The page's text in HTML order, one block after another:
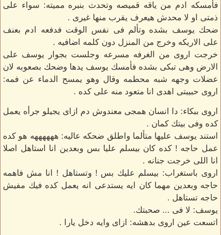
فأمسكه ادم من ياقه قميصه وتحدث بنبره مميته: سواء على
ذمتى او لا محدش هيعرف يقرب منها غيرى .
ضحك يوسف بشده وتألم فى نفس الوقت فدفعه ادم بعنف
على الاريكه وخرج من المنزل دون كلمه اضافيه .
خرجت اروى من الغرفه مسرعه وجلست بجوار يوسف على
الارض وهى تبكى بشده فأمسك يوسف يدها وضحك بصعوبه لان
عضلات وجهه شبه محطمه وقال وهو يمسح الدماء عن فمه:
اروى حبيبتى اهدى انا متعود منه على كده .
اروى ببكاء: دا انسان همجى معندوش دم ازاى يجيلو جرأه يعمل
كده وفى بيتك كمان .
استند يوسف عليها متألما واطلق ضحكه عاليه: ههههههه هو كده
عمل حاجه ! كده كان بيسلم عليا بس وبعدين انا استاهل اصلا
انا اللى خرجت جنانه .
اروى باستغراب: بيسلم عليك بس ! وتستاهل ! انا مش فاهمه
حاجه وبعدين مهما كان ايه يستدعى انه يعمل كده فيك مفيش
حاجه تستاهل .
يوسف: لا فى ... صحبتك.
اتسعت عين اروى بدهشه: ازاى وايه دخل يارا .